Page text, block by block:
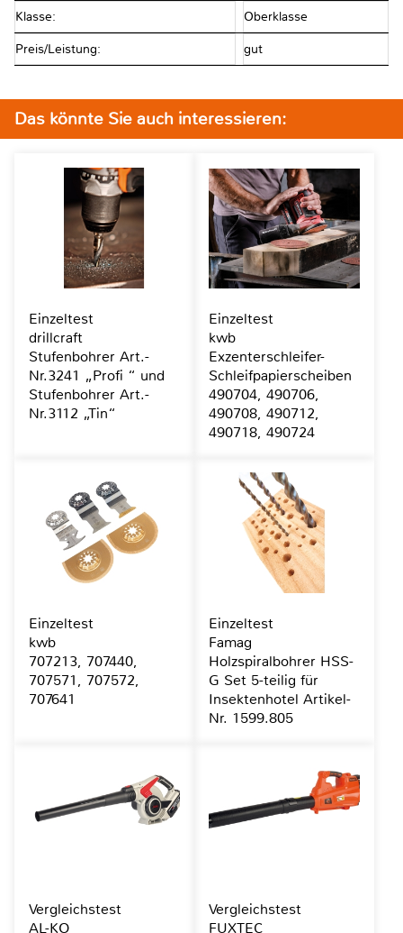
Klasse: Oberklasse
Preis/Leistung: gut
Das könnte Sie auch interessieren:
Einzeltest
drillcraft
Stufenbohrer Art.-
Nr.3241 „Profi “ und
Stufenbohrer Art.-
Nr.3112 „Tin“
Einzeltest
kwb
Exzenterschleifer-
Schleifpapierscheiben
490704, 490706,
490708, 490712,
490718, 490724
Einzeltest
kwb
707213, 707440,
707571, 707572,
707641
Einzeltest
Famag
Holzspiralbohrer HSS-
G Set 5-teilig für
Insektenhotel Artikel-
Nr. 1599.805
Vergleichstest
AL-KO
Vergleichstest
FUXTEC